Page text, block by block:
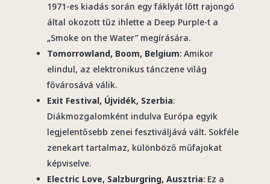
1971-es kiadás során egy fáklyát lőtt rajongó
által okozott tűz ihlette a Deep Purple-t a
„Smoke on the Water” megírására.
Tomorrowland, Boom, Belgium: Amikor
elindul, az elektronikus tánczene világ
fővárosává válik.
Exit Festival, Újvidék, Szerbia:
Diákmozgalomként indulva Európa egyik
legjelentősebb zenei fesztiváljává vált. Sokféle
zenekart tartalmaz, különböző műfajokat
képviselve.
Electric Love, Salzburgring, Ausztria: Ez a